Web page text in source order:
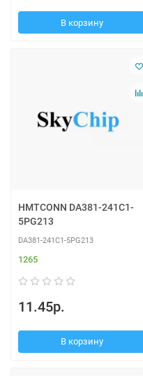
В корзину
HMTCONN DA381-241C1-
5PG213
DA381-241C1-5PG213
1265
11.45р.
В корзину